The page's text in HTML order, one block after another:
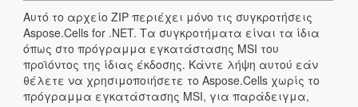
Αυτό το αρχείο ZIP περιέχει μόνο τις συγκροτήσεις
Aspose.Cells for .NET. Τα συγκροτήματα είναι τα ίδια
όπως στο πρόγραμμα εγκατάστασης MSI του
προϊόντος της ίδιας έκδοσης. Κάντε λήψη αυτού εάν
θέλετε να χρησιμοποιήσετε το Aspose.Cells χωρίς το
πρόγραμμα εγκατάστασης MSI, για παράδειγμα,